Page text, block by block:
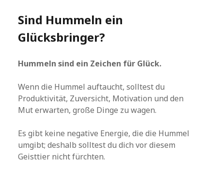
Sind Hummeln ein
Glücksbringer?
Hummeln sind ein Zeichen für Glück.
Wenn die Hummel auftaucht, solltest du
Produktivität, Zuversicht, Motivation und den
Mut erwarten, große Dinge zu wagen.
Es gibt keine negative Energie, die die Hummel
umgibt; deshalb solltest du dich vor diesem
Geisttier nicht fürchten.